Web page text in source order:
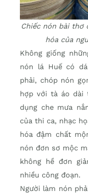
Chiếc nón bài thơ
hóa của
Không giống
nón lá Huế có
phải, chóp nón
hợp với tà áo dài
dụng che mưa
của thi ca, nhạc
hóa đậm chất
nón đơn sơ mộc
không hề đơn
nhiều công đoạn.
Người làm nón